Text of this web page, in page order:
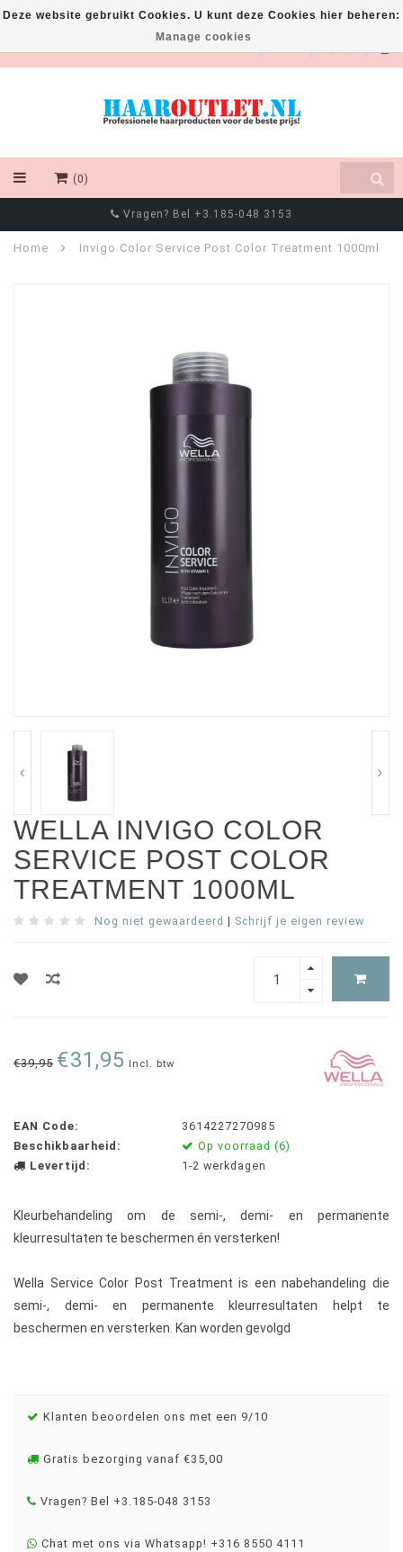
EUR
(0)
Vragen? Bel +3.185-048 3153
Home Invigo Color Service Post Color Treatment 1000ml
WELLA INVIGO COLOR
SERVICE POST COLOR
TREATMENT 1000ML
Nog niet gewaardeerd | Schrijf je eigen review
€39,95 €31,95 Incl. btw
EAN Code:
3614227270985
Beschikbaarheid:
Op voorraad (6)
Levertijd:
1-2 werkdagen
Kleurbehandeling om de semi-, demi- en permanente
kleurresultaten te beschermen én versterken!
Wella Service Color Post Treatment is een nabehandeling die
semi-, demi- en permanente kleurresultaten helpt te
beschermen en versterken. Kan worden gevolgd
Klanten beoordelen ons met een 9/10
Gratis bezorging vanaf €35,00
Vragen? Bel +3.185-048 3153
Chat met ons via Whatsapp! +316 8550 4111
Deze website gebruikt Cookies. U kunt deze Cookies hier beheren:
Manage cookies